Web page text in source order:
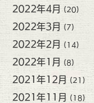
2022年4月 (20)
2022年3月 (7)
2022年2月 (14)
2022年1月 (8)
2021年12月 (21)
2021年11月 (18)